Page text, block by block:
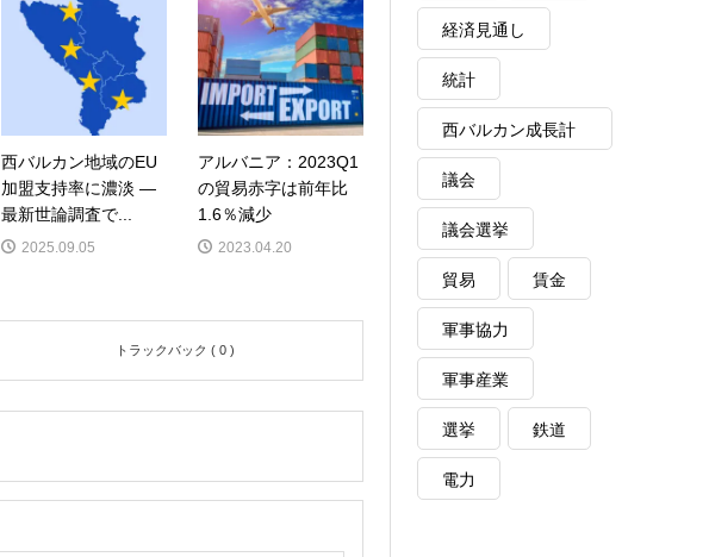
西バルカン地域のEU
加盟支持率に濃淡 ―
最新世論調査で...
2025.09.05
アルバニア：2023Q1
の貿易赤字は前年比
1.6％減少
2023.04.20
トラックバック ( 0 )
経済見通し
統計
西バルカン成長計
画
議会
議会選挙
貿易 賃金
軍事協力
軍事産業
選挙 鉄道
電力